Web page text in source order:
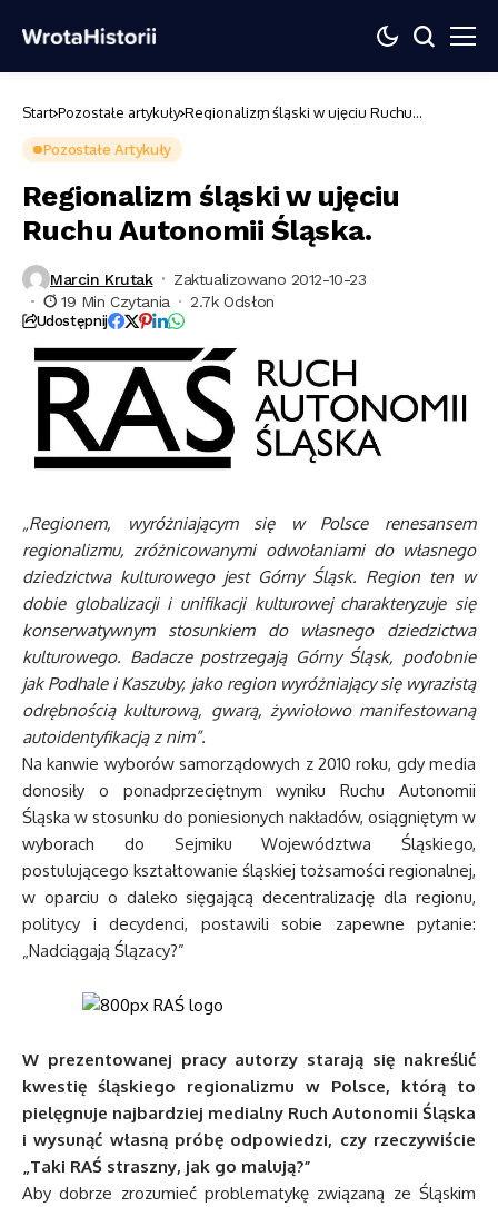
Start Pozostałe artykuły Regionalizm śląski w ujęciu Ruchu
Pozostałe Artykuły
Regionalizm śląski w ujęciu
Ruchu Autonomii Śląska.
Marcin Krutak
Zaktualizowano 2012-10-23
19 Min Czytania
2.7k Odsłon
Udostępnij
„Regionem, wyróżniającym się w Polsce renesansem
regionalizmu, zróżnicowanymi odwołaniami do własnego
dziedzictwa kulturowego jest Górny Śląsk. Region ten w
dobie globalizacji i unifikacji kulturowej charakteryzuje się
konserwatywnym stosunkiem do własnego dziedzictwa
kulturowego. Badacze postrzegają Górny Śląsk, podobnie
jak Podhale i Kaszuby, jako region wyróżniający się wyrazistą
odrębnością kulturową, gwarą, żywiołowo manifestowaną
autoidentyfikacją z nim”.
Na kanwie wyborów samorządowych z 2010 roku, gdy media
donosiły o ponadprzeciętnym wyniku Ruchu Autonomii
Śląska w stosunku do poniesionych nakładów, osiągniętym w
wyborach do Sejmiku Województwa Śląskiego,
postulującego kształtowanie śląskiej tożsamości regionalnej,
w oparciu o daleko sięgającą decentralizację dla regionu,
politycy i decydenci, postawili sobie zapewne pytanie:
„Nadciągają Ślązacy?”
W prezentowanej pracy autorzy starają się nakreślić
kwestię śląskiego regionalizmu w Polsce, którą to
pielęgnuje najbardziej medialny Ruch Autonomii Śląska
i wysunąć własną próbę odpowiedzi, czy rzeczywiście
„Taki RAŚ straszny, jak go malują?”
Aby dobrze zrozumieć problematykę związaną ze Śląskim